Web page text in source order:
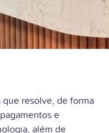
resolve, de forma
e
além de